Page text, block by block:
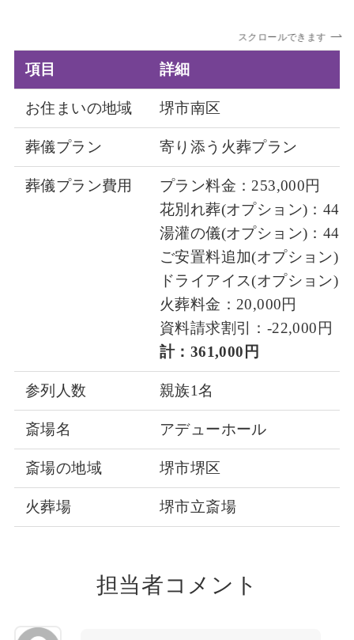
スクロールできます
項目 詳細
お住まいの地域 堺市南区
葬儀プラン 寄り添う火葬プラン
葬儀プラン費用
プラン料金：253,000円
花別れ葬(オプション)：
湯灌の儀(オプション)：
ご安置料追加(オプション)
ドライアイス(オプション)
火葬料金：20,000円
資料請求割引：-22,000円
計：361,000円
参列人数 親族1名
斎場名 アデューホール
斎場の地域 堺市堺区
火葬場 堺市立斎場
担当者コメント